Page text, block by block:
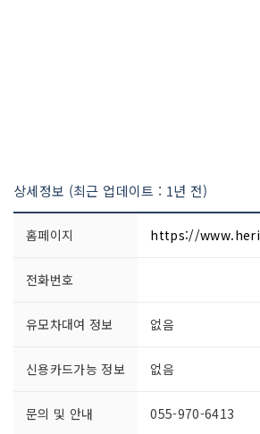
상세정보 (최근 업데이트 : 1년 전)
홈페이지 https://
전화번호
유모차대여 정보 없음
신용카드가능 정보 없음
문의 및 안내 055-970-6413